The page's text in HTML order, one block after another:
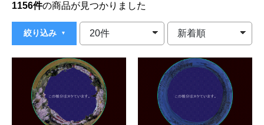
1156件の商品が見つかりました
絞り込み